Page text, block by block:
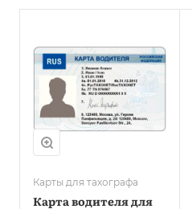
Карты для тахографа
Карта водителя для